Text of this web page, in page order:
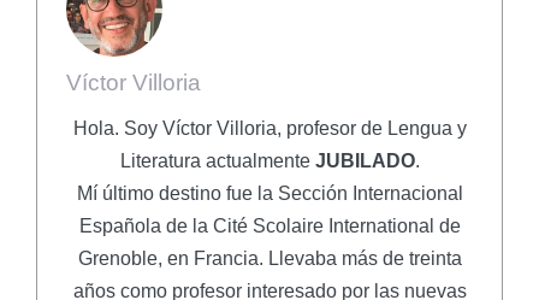
Víctor Villoria
Hola. Soy Víctor Villoria, profesor de Lengua y
Literatura actualmente JUBILADO.
Mí último destino fue la Sección Internacional
Española de la Cité Scolaire International de
Grenoble, en Francia. Llevaba más de treinta
años como profesor interesado por las nuevas